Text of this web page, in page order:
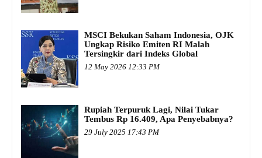
MSCI Bekukan Saham Indonesia, OJK
Ungkap Risiko Emiten RI Malah
Tersingkir dari Indeks Global
12 May 2026 12:33 PM
Rupiah Terpuruk Lagi, Nilai Tukar
Tembus Rp 16.409, Apa Penyebabnya?
29 July 2025 17:43 PM